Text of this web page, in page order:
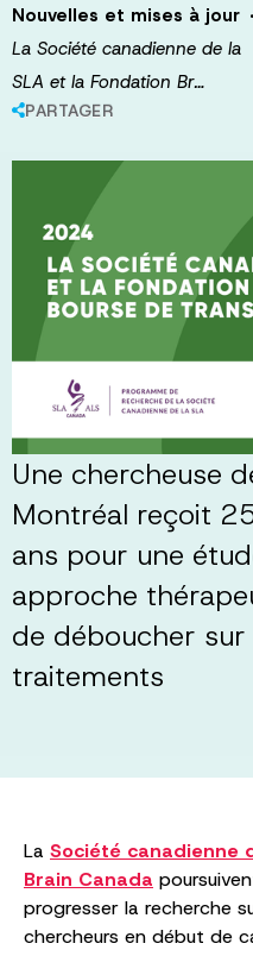
Nouvelles et mises à jour ·
La Société canadienne de la
SLA et la Fondation Br…
PARTAGER
Une chercheuse
Montréal reçoit
ans pour une
approche
de déboucher
traitements
La Société canadienne
Brain Canada
progresser la recherche
chercheurs en début de